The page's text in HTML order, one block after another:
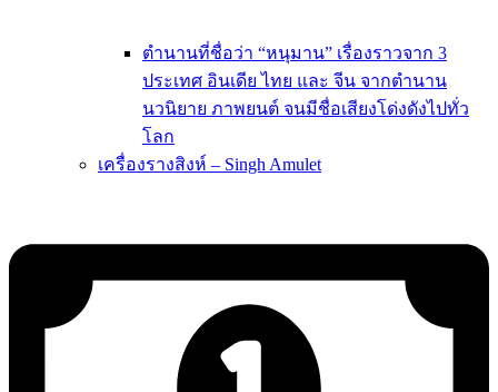
ตำนานที่ชื่อว่า “หนุมาน” เรื่องราวจาก 3
ประเทศ อินเดีย ไทย และ จีน จากตำนาน
นวนิยาย ภาพยนต์ จนมีชื่อเสียงโด่งดังไปทั่ว
โลก
เครื่องรางสิงห์ – Singh Amulet